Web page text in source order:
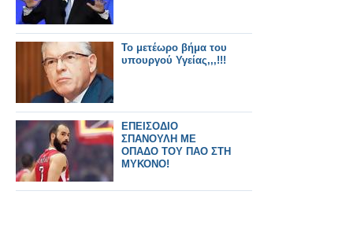
Το μετέωρο βήμα του
υπουργού Υγείας,,,!!!
ΕΠΕΙΣΟΔΙΟ
ΣΠΑΝΟΥΛΗ ΜΕ
ΟΠΑΔΟ ΤΟΥ ΠΑΟ ΣΤΗ
ΜΥΚΟΝΟ!